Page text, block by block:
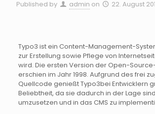
Published by admin on 22. August
Typo3 ist ein Content-Management-
zur Erstellung sowie Pflege von
wird. Die ersten Version derOpen-
erschien im Jahr 1998. Aufgrund des frei
Quellcode genießt Typo3bei Entwicklern
Beliebtheit, da sie dadurch in der Lage
umzusetzen und in das CMS zu